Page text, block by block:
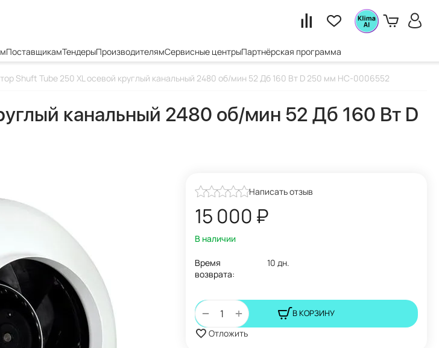
ПоставщикамТендерыПроизводителямСервисные центрыПартнёрская программа
Shuft Tube 250 XL осевой круглый канальный 2480 об/мин 52 Дб 160 Вт D 250 мм НС-0006552
канальный 2480 об/мин 52 Дб 160 Вт D
Написать отзыв
15 000 ₽
В наличии
Время
возврата:
10 дн.
+
− В КОРЗИНУ
Отложить